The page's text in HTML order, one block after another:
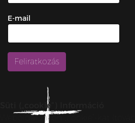
E-mail
Süti („cookie”) Információ
Weboldalunkon „cookie”-kat